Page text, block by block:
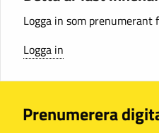
Logga in som
Logga in
Prenumerera